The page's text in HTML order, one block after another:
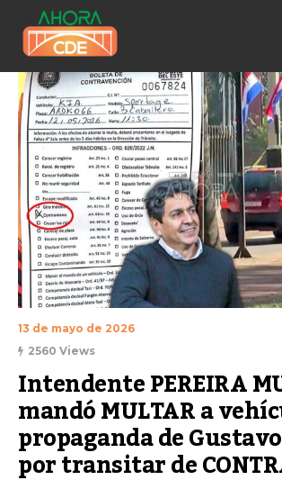
13 de mayo de 2026
2560 Views
Intendente PEREIRA
mandó MULTAR a
propaganda de
por transitar de